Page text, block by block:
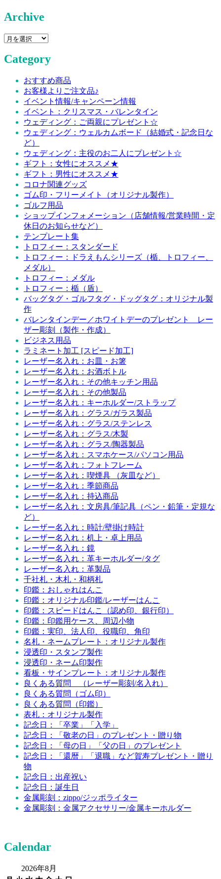
Archive
Archive
Category
おすすめ商品
お客様よりご注文品♪
イベント情報/キャンペーン情報
イベント：クリスマス・バレンタイン
ウェディング：ご両親にプレゼント☆
ウェディング：ウェルカムボード（結婚式・記念日な
ど）
ウェディング：主役のお二人にプレゼント☆
ギフト：女性にオススメ★
ギフト：男性にオススメ★
コロナ関連グッズ
ゴム印・フリーメイト（オリジナル製作）
ゴルフ用品
ショップインフォメーション（店舗情報/営業時間・定
休日のお知らせなど）
テンプレート集
トロフィー：スタンダード
トロフィー：ドラえもんシリーズ（楯、トロフィー、
メダル）
トロフィー：メダル
トロフィー：楯（盾）
バッグタグ・ゴルフタグ・ドッグタグ：オリジナル製
作
バレンタインデー／ホワイトデーのプレゼント レー
ザー彫刻（製作・作成）
ビジネス用品
ラミネート加工 [スピード加工]
レーザー名入れ：お皿・お箸
レーザー名入れ：お酒ボトル
レーザー名入れ：その他キッチン用品
レーザー名入れ：その他製品
レーザー名入れ：キーホルダー/ストラップ
レーザー名入れ：グラス/ガラス製品
レーザー名入れ：グラス/ステンレス
レーザー名入れ：グラス/木製
レーザー名入れ：グラス/陶器製品
レーザー名入れ：スマホケース/パソコン用品
レーザー名入れ：フォトフレーム
レーザー名入れ：喫煙具 （灰皿など）
レーザー名入れ：季節商品
レーザー名入れ：持込商品
レーザー名入れ：文房具/筆記具（ペン・鉛筆・定規な
ど）
レーザー名入れ：時計/壁掛け時計
レーザー名入れ：机上・卓上用品
レーザー名入れ：鏡
レーザー名入れ：革キーホルダー/タグ
レーザー名入れ：革製品
千社札・木札・和柄札
印鑑：おしゃれはんこ
印鑑：オリジナル印鑑/レーザーはんこ
印鑑：スピードはんこ（認め印、銀行印）
印鑑：印鑑用ケース、周辺小物
印鑑：実印、法人印、役職印、角印
名札・ネームプレート：オリジナル製作
浸透印・スタンプ製作
浸透印・ネーム印製作
看板・サインプレート：オリジナル製作
良くある質問 （レーザー彫刻/名入れ）
良くある質問（ゴム印）
良くある質問（印鑑）
表札：オリジナル製作
記念日：「卒業」「入学」
記念日：「敬老の日」のプレゼント・贈り物
記念日：「母の日」「父の日」のプレゼント
記念日：「還暦」「退職」など賀寿プレゼント・贈り
物
記念日：出産祝い
記念日：誕生日
金属彫刻：zippo/ジッポライター
金属彫刻：金属アクセサリー/金属キーホルダー
Calendar
2026年8月